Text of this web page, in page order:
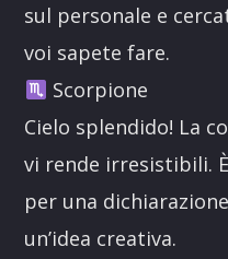
sul personale e
voi sapete fare.
Scorpione
Cielo splendido! La
vi rende irresistibili.
per una
un’idea creativa.